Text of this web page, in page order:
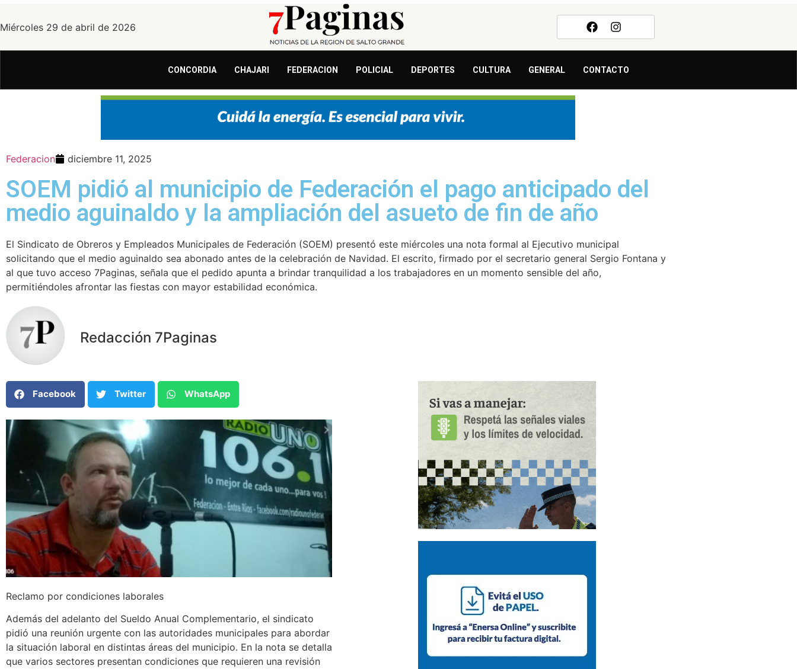
Miércoles 29 de abril de 2026
CONCORDIA CHAJARI FEDERACION POLICIAL DEPORTES CULTURA GENERAL CONTACTO
Federacion diciembre 11, 2025
SOEM pidió al municipio de Federación el pago anticipado del
medio aguinaldo y la ampliación del asueto de fin de año
El Sindicato de Obreros y Empleados Municipales de Federación (SOEM) presentó este miércoles una nota formal al Ejecutivo municipal
solicitando que el medio aguinaldo sea abonado antes de la celebración de Navidad. El escrito, firmado por el secretario general Sergio Fontana y
al que tuvo acceso 7Paginas, señala que el pedido apunta a brindar tranquilidad a los trabajadores en un momento sensible del año,
permitiéndoles afrontar las fiestas con mayor estabilidad económica.
Redacción 7Paginas
Facebook Twitter WhatsApp
Reclamo por condiciones laborales
Además del adelanto del Sueldo Anual Complementario, el sindicato
pidió una reunión urgente con las autoridades municipales para abordar
la situación laboral en distintas áreas del municipio. En la nota se detalla
que varios sectores presentan condiciones que requieren una revisión